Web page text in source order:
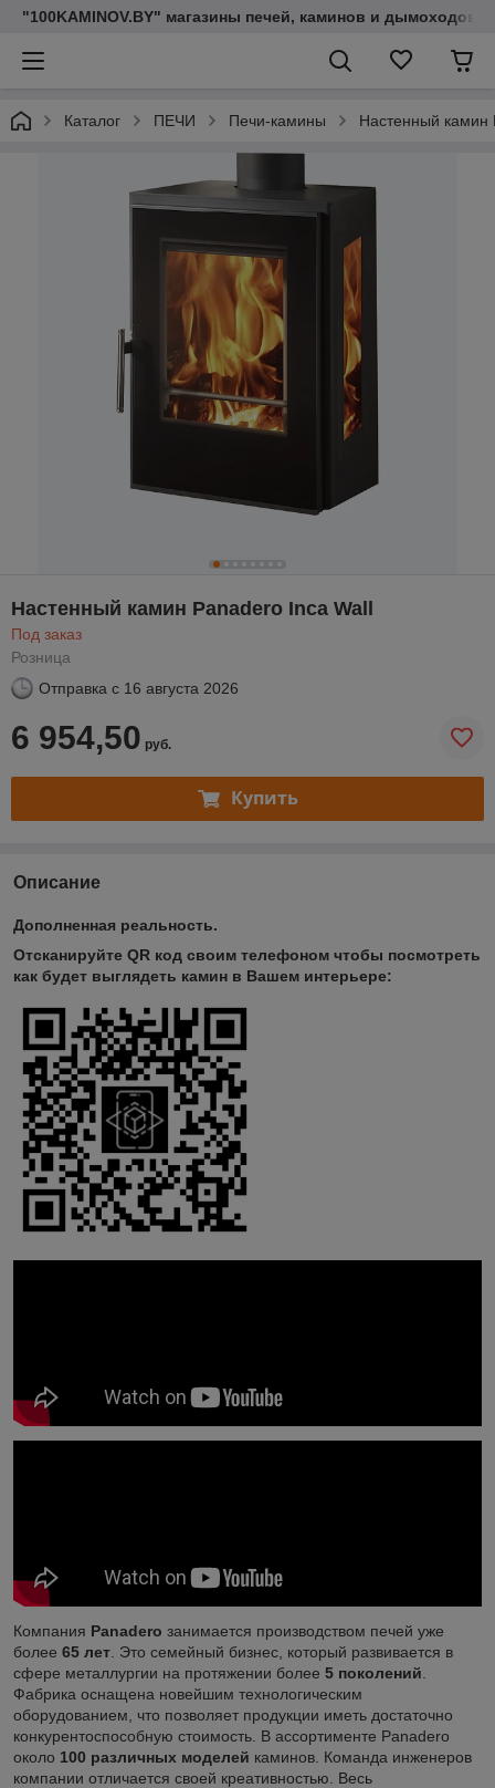
"100KAMINOV.BY" магазины печей, каминов и дымоходов
Каталог ПЕЧИ Печи-камины Настенный камин
Настенный камин Panadero Inca Wall
Под заказ
Розница
Отправка с 16 августа 2026
6 954,50 руб.
Купить
Описание
Дополненная реальность.
Отсканируйте QR код своим телефоном чтобы посмотреть
как будет выглядеть камин в Вашем интерьере:
Компания Panadero занимается производством печей уже
более 65 лет . Это семейный бизнес, который развивается в
сфере металлургии на протяжении более 5 поколений
Фабрика оснащена новейшим технологическим
оборудованием, что позволяет продукции иметь достаточно
конкурентоспособную стоимость. В ассортименте Panadero
около 100 различных моделей каминов. Команда инженеров
компании отличается своей креативностью. Весь